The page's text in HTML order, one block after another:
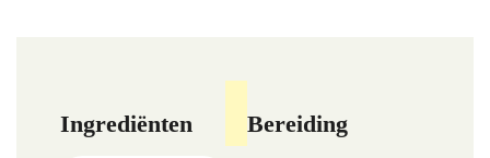
Ingrediënten Bereiding